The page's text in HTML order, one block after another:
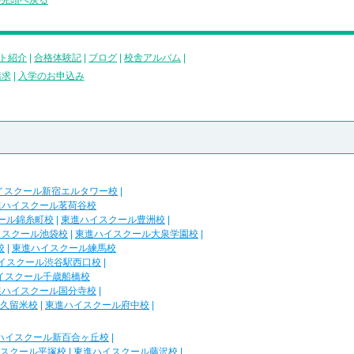
紹介 合格体験記 ブログ 校舎アルバム
|
入学のお申込み
スクール新宿エルタワー校
イスクール茗荷谷校
ル錦糸町校 東進ハイスクール豊洲校
クール池袋校 東進ハイスクール大泉学園校
東進ハイスクール練馬校
スクール渋谷駅西口校
スクール千歳船橋校
イスクール国分寺校
留米校 東進ハイスクール府中校
イスクール新百合ヶ丘校
クール平塚校 東進ハイスクール藤沢校